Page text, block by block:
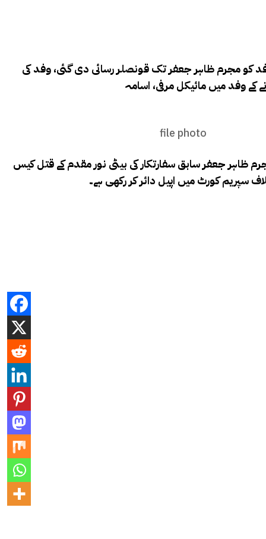
مطابق امریکی سفارتخانے کے 3 رکنی وفد کو مجرم ظاہر جعفر تک قونصلر رسائی دی گئی، وفد کی
کے وفد میں مائیکل مرفی، اسامہ
file photo
رہے کہ مجرم ظاہر جعفر سابق سفارتکار کی بیٹی نور مقدم کے قتل کیس
سپریم کورٹ میں اپیل دائر کر رکھی ہے۔